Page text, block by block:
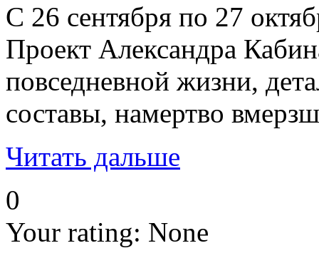
С 26 сентября по 27
Проект Александра
повседневной жизни,
составы, намертво
Читать дальше
0
Your rating: None